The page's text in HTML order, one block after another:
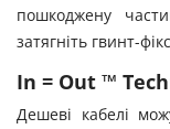
пошкоджену
затягніть гвинт-
In = Out ™
Дешеві кабелі